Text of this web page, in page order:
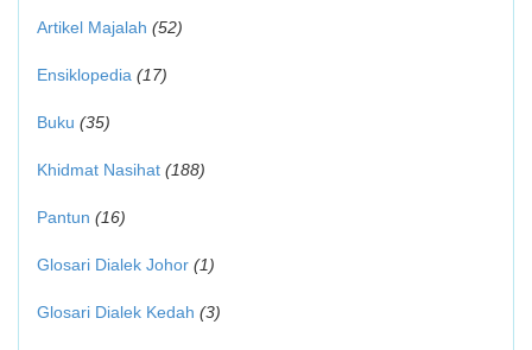
Artikel Majalah (52)
Ensiklopedia (17)
Buku (35)
Khidmat Nasihat (188)
Pantun (16)
Glosari Dialek Johor (1)
Glosari Dialek Kedah (3)